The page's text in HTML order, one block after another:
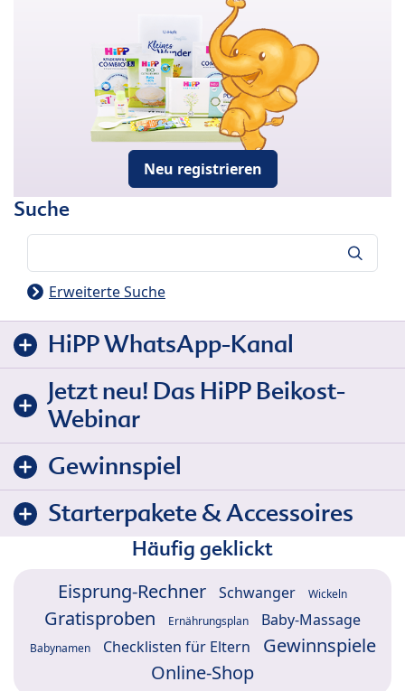
Neu registrieren
Suche
Erweiterte Suche
HiPP WhatsApp-Kanal
Jetzt neu! Das HiPP Beikost-
Webinar
Gewinnspiel
Starterpakete & Accessoires
Häufig geklickt
Eisprung-Rechner Schwanger Wickeln
Gratisproben Ernährungsplan Baby-Massage
Babynamen Checklisten für Eltern
Gewinnspiele
Online-Shop